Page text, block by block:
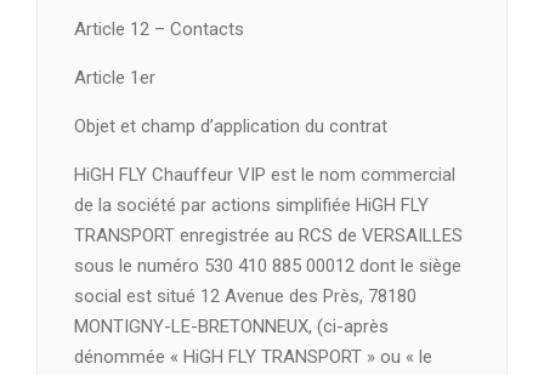
Article 12 – Contacts
Article 1er
Objet et champ d’application du contrat
HiGH FLY Chauffeur VIP est le nom commercial
de la société par actions simplifiée HiGH FLY
TRANSPORT enregistrée au RCS de VERSAILLES
sous le numéro 530 410 885 00012 dont le siège
social est situé 12 Avenue des Près, 78180
MONTIGNY-LE-BRETONNEUX, (ci-après
dénommée « HiGH FLY TRANSPORT » ou « le